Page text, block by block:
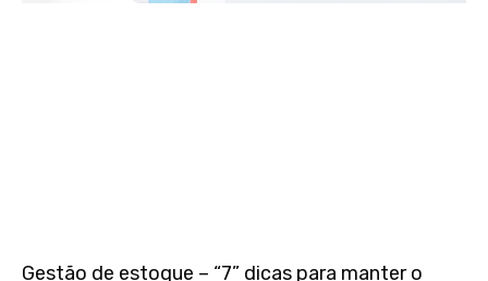
Gestão de estoque – “7” dicas para manter o